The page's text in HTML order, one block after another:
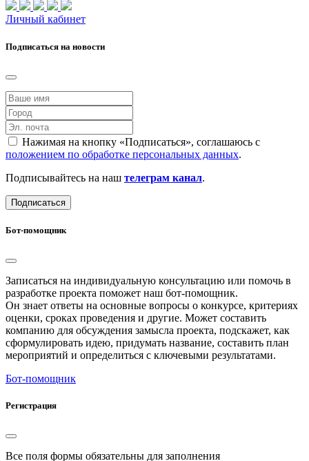
Личный кабинет
Подписаться на новости
Нажимая на кнопку «Подписаться», соглашаюсь с
положением по обработке персональных данных.
Подписывайтесь на наш телеграм канал.
Подписаться
Бот-помощник
Записаться на индивидуальную консультацию или помочь в
разработке проекта поможет наш бот-помощник.
Он знает ответы на основные вопросы о конкурсе, критериях
оценки, сроках проведения и другие. Может составить
компанию для обсуждения замысла проекта, подскажет, как
сформулировать идею, придумать название, составить план
мероприятий и определиться с ключевыми результатами.
Бот-помощник
Регистрация
Все поля формы обязательны для заполнения